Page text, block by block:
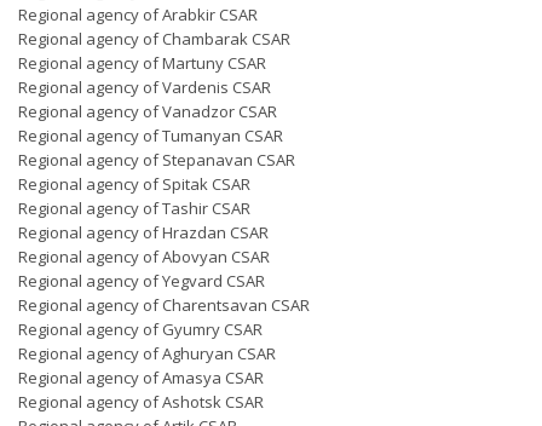
Regional agency of Arabkir CSAR
Regional agency of Chambarak CSAR
Regional agency of Martuny CSAR
Regional agency of Vardenis CSAR
Regional agency of Vanadzor CSAR
Regional agency of Tumanyan CSAR
Regional agency of Stepanavan CSAR
Regional agency of Spitak CSAR
Regional agency of Tashir CSAR
Regional agency of Hrazdan CSAR
Regional agency of Abovyan CSAR
Regional agency of Yegvard CSAR
Regional agency of Charentsavan CSAR
Regional agency of Gyumry CSAR
Regional agency of Aghuryan CSAR
Regional agency of Amasya CSAR
Regional agency of Ashotsk CSAR